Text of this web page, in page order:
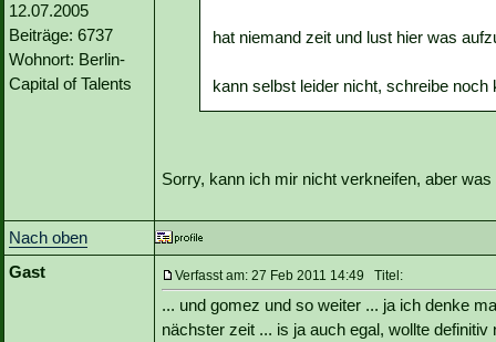
12.07.2005
Beiträge: 6737
Wohnort: Berlin-
Capital of Talents
hat niemand zeit und lust hier was
kann selbst leider nicht, schreibe noch
Sorry, kann ich mir nicht verkneifen, aber
Nach oben
Gast
Verfasst am: 27 Feb 2011 14:49 Titel:
... und gomez und so weiter ... ja ich denke
nächster zeit ... is ja auch egal, wollte